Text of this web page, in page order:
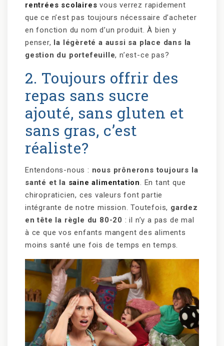
rentrées scolaires vous verrez rapidement
que ce n’est pas toujours nécessaire d’acheter
en fonction du nom d’un produit. À bien y
penser, la légèreté a aussi sa place dans la
gestion du portefeuille, n’est-ce pas?
2. Toujours offrir des
repas sans sucre
ajouté, sans gluten et
sans gras, c’est
réaliste?
Entendons-nous : nous prônerons toujours la
santé et la saine alimentation. En tant que
chiropraticien, ces valeurs font partie
intégrante de notre mission. Toutefois, gardez
en tête la règle du 80-20 : il n’y a pas de mal
à ce que vos enfants mangent des aliments
moins santé une fois de temps en temps.